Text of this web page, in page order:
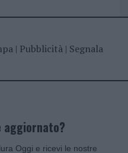
| Pubblicità| Segnala
aggiornato?
Oggi e ricevi le nostre